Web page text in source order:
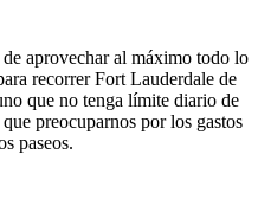
aprovechar al máximo todo lo
recorrer Fort Lauderdale de
que no tenga límite diario de
preocuparnos por los gastos
paseos.